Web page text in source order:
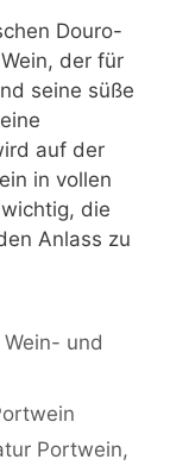
Douro-
der für
seine süße
auf der
in vollen
die
Anlass zu
Wein- und
Portwein,